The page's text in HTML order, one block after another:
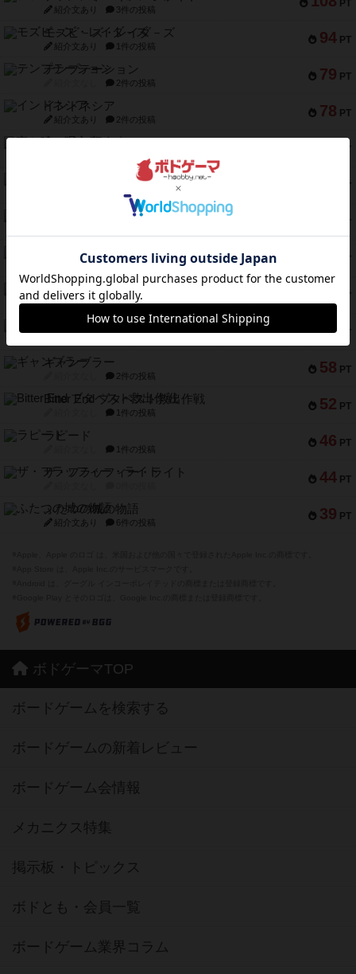
PT
紹介文あり 3件の投稿
94 PT
モズビ－ズ・レイダ－ズ
紹介文あり 1件の投稿
79 PT
テンプテーション
2件の投稿
78 PT
インドネシア
紹介文あり 2件の投稿
PT
PT
リスボン・トラム 28
9件の投稿
PT
PT
ブラヴェスト
紹介文なし 1件の投稿
PT
スペクタキュラー
紹介文なし 1件の投稿
59 PT
スモールワールド
58 PT
ギャンブラー
2件の投稿
52 PT
Bitter End ブタペスト救出作戦
1件の投稿
46 PT
ラピード
1件の投稿
44 PT
ザ・フラッフィー・ライト
39 PT
ふたつの城の物語
紹介文あり 6件の投稿
ボドゲーマTOP
ボードゲームを検索する
ボードゲームの新着レビュー
ボードゲーム会情報
メカニクス特集
掲示板・トピックス
ボドとも・会員一覧
ボードゲーム業界コラム